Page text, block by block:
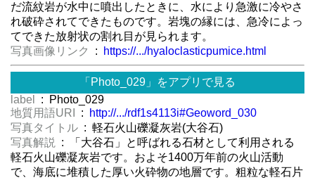
だ流紋岩が水中に噴出したときに、水により急激に冷やさ
れ破砕されてできたものです。岩塊の縁には、急冷によっ
てできた放射状の割れ目が見られます。
写真画像リンク
: https://.../hyaloclasticpumice.html
「Photo_029」をアプリで見る
label
: Photo_029
地質用語URI
:
http://.../rdf1s4113i#Geoword_030
写真タイトル : 軽石火山礫凝灰岩(大谷石)
写真解説
: 「大谷石」と呼ばれる石材として利用される
軽石火山礫凝灰岩です。およそ1400万年前の火山活動
で、海底に堆積した厚い火砕物の地層です。粗粒な軽石片